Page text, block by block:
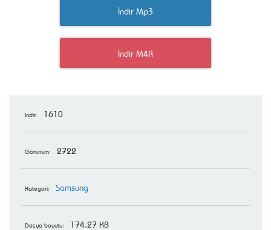
İndir Mp3
İndir M4R
İndir: 1610
Görünüm: 2722
Kategori: Samsung
Dosya boyutu: 174.27 KB